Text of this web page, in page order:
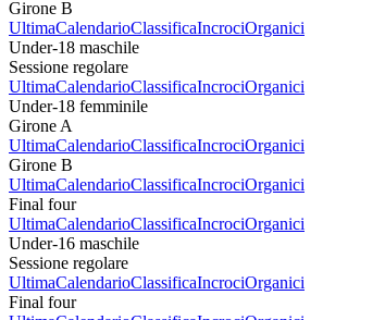
Girone B
UltimaCalendarioClassificaIncrociOrganici
Under-18 maschile
Sessione regolare
UltimaCalendarioClassificaIncrociOrganici
Under-18 femminile
Girone A
UltimaCalendarioClassificaIncrociOrganici
Girone B
UltimaCalendarioClassificaIncrociOrganici
Final four
UltimaCalendarioClassificaIncrociOrganici
Under-16 maschile
Sessione regolare
UltimaCalendarioClassificaIncrociOrganici
Final four